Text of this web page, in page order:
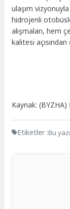
ulaşım vizyonuyla
hidrojenli
alışmaları, hem
kalitesi
Kaynak: (BYZHA)
Etiketler :Bu